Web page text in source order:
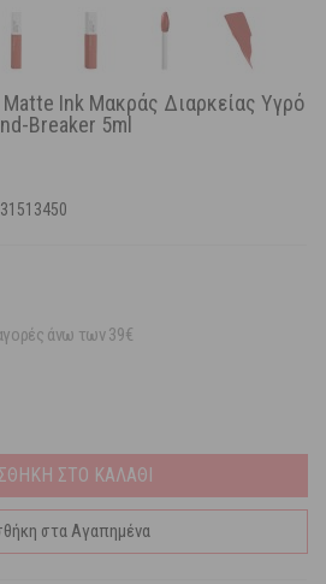
Ink Μακράς Διαρκείας Υγρό
Breaker 5ml
άνω των 39€
ΣΤΟ ΚΑΛΑΘΙ
στα Αγαπημένα